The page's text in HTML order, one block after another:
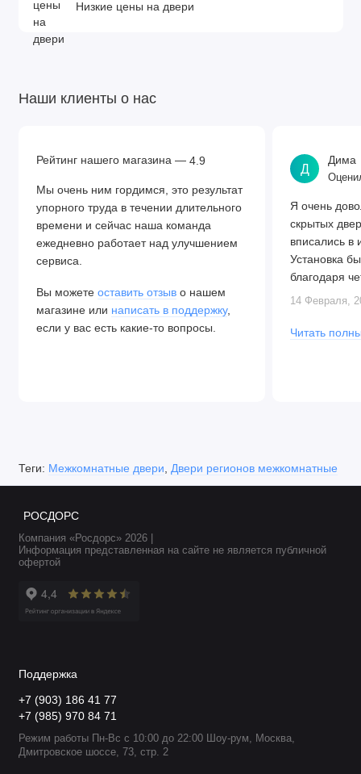
Низкие цены на двери
Наши клиенты о нас
Рейтинг нашего магазина — 4.9
Мы очень ним гордимся, это результат
упорного труда в течении длительного
времени и сейчас наша команда
ежедневно работает над улучшением
сервиса.
Вы можете оставить отзыв о нашем
магазине или написать в поддержку,
если у вас есть какие-то вопросы.
Д
Дима
Я очень
скрытых
вписались в
Установка
благодаря
Алексея.
14 Февраля,
Читать
Теги: Межкомнатные двери Двери регионов межкомнатные
РОСДОРС
Компания «Росдорс» 2026 |
Информация представленная на сайте не является публичной
офертой
Поддержка
+7 (903) 186 41 77
+7 (985) 970 84 71
Режим работы Пн-Вс с 10:00 до 22:00 Шоу-рум, Москва,
Дмитровское шоссе, 73, стр. 2